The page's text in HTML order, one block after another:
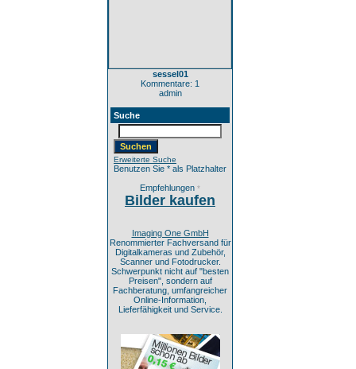
sessel01
Kommentare: 1
admin
Suche
Erweiterte Suche
Benutzen Sie * als Platzhalter
Empfehlungen *
Bilder kaufen
Imaging One GmbH
Renommierter Fachversand für
Digitalkameras und Zubehör,
Scanner und Fotodrucker.
Schwerpunkt nicht auf "besten
Preisen", sondern auf
Fachberatung, umfangreicher
Online-Information,
Lieferfähigkeit und Service.